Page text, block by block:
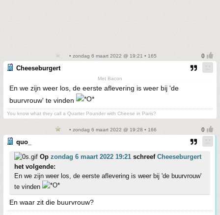
• zondag 6 maart 2022 @ 19:21 • 165
Cheeseburgert
Met Bacon
En we zijn weer los, de eerste aflevering is weer bij 'de
buurvrouw' te vinden
You know what they call a Quarter Pounder with Cheese in Paris?
• zondag 6 maart 2022 @ 19:28 • 166
quo_
Op zondag 6 maart 2022 19:21 schreef Cheeseburgert
het volgende:
En we zijn weer los, de eerste aflevering is weer bij 'de buurvrouw'
te vinden
En waar zit die buurvrouw?